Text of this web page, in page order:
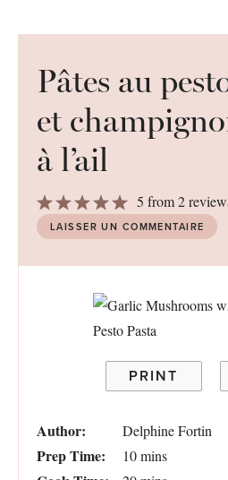
Pâtes au
et
à l’ail
5
Stars
4
Stars
3
Stars
2
Stars
1
Star
5 from2
LAISSER UN COMMENTAIRE
PRINT
Author: Delphine Fortin
Prep Time: 10 mins